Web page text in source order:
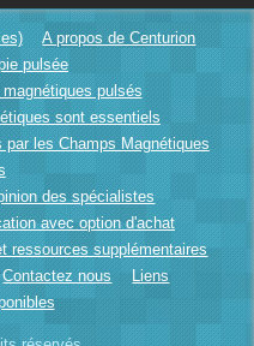
A propos de Centurion
pulsée
pulsés
sont essentiels
les Champs Magnétiques
des spécialistes
avec option d'achat
ressources supplémentaires
Contactez nous
Liens